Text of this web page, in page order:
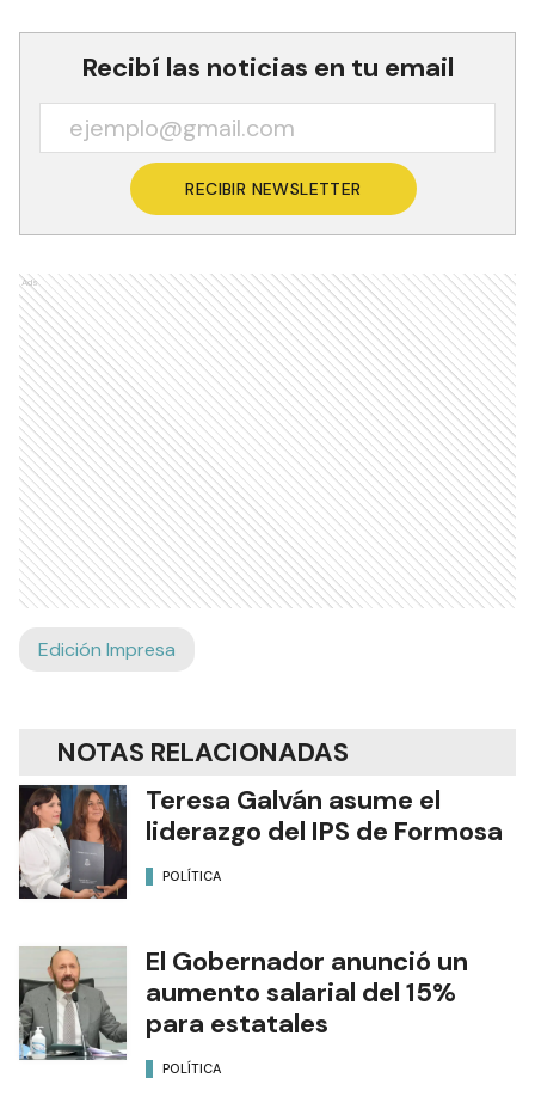
Recibí las noticias en tu email
RECIBIR NEWSLETTER
Ads
Edición Impresa
NOTAS RELACIONADAS
Teresa Galván asume el
liderazgo del IPS de Formosa
POLÍTICA
El Gobernador anunció un
aumento salarial del 15%
para estatales
POLÍTICA